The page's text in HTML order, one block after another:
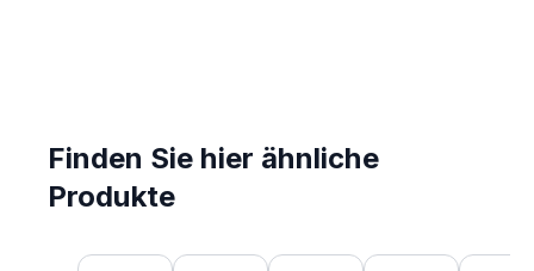
Finden Sie hier ähnliche
Produkte